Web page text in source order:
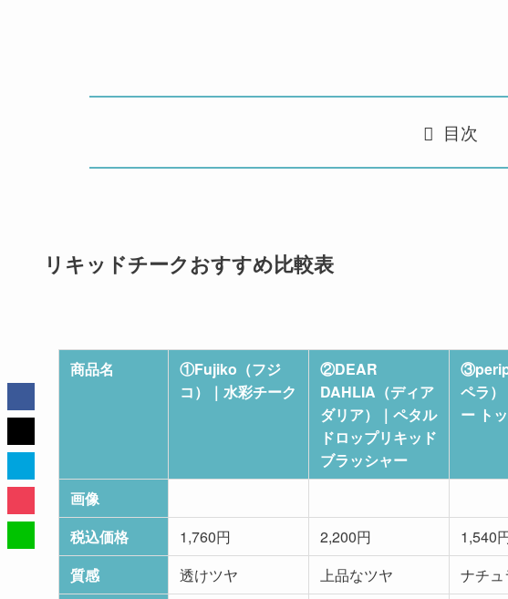
目次
リキッドチークおすすめ比較表
商品名
①Fujiko（フジ
コ）｜水彩チーク
②DEAR
DAHLIA（ディア
ダリア）｜ペタル
ドロップリキッド
ブラッシャー
ペラ
ー ト
画像
税込価格
1,760円 2,200円 1,540
質感
透けツヤ 上品なツヤ ナチ